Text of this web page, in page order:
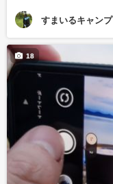
すまいるキャンプ
18